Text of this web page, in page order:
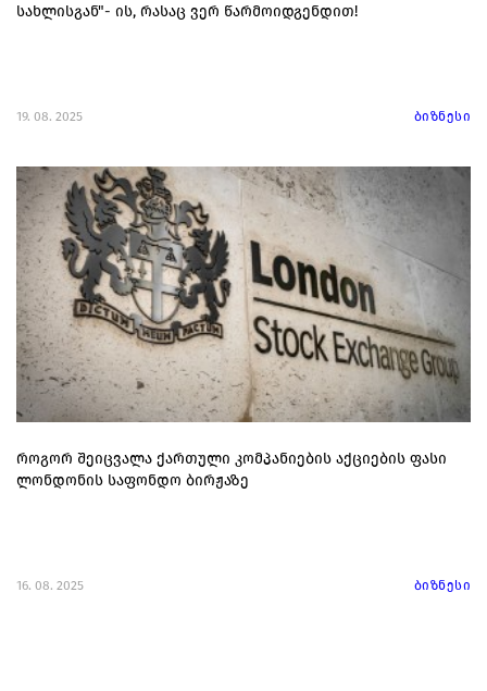
სახლისგან"- ის, რასაც ვერ წარმოიდგენდით!
19. 08. 2025 ბიზნესი
როგორ შეიცვალა ქართული კომპანიების აქციების ფასი
ლონდონის საფონდო ბირჟაზე
16. 08. 2025 ბიზნესი